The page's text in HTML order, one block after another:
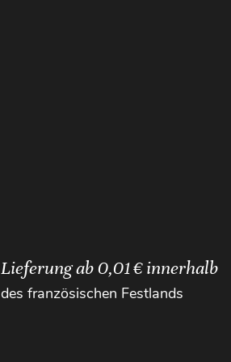
Lieferung ab 0,01 € innerhalb
des französischen Festlands